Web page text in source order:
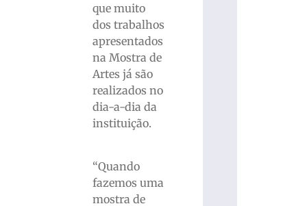
que muito
dos trabalhos
apresentados
na Mostra de
Artes já são
realizados no
dia-a-dia da
instituição.
“Quando
fazemos uma
mostra de